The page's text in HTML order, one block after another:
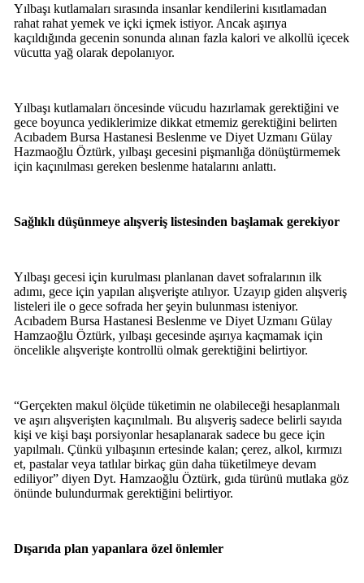
Yılbaşı kutlamaları sırasında insanlar kendilerini kısıtlamadan
rahat rahat yemek ve içki içmek istiyor. Ancak aşırıya
kaçıldığında gecenin sonunda alınan fazla kalori ve alkollü içecek
vücutta yağ olarak depolanıyor.
Yılbaşı kutlamaları öncesinde vücudu hazırlamak gerektiğini ve
gece boyunca yediklerimize dikkat etmemiz gerektiğini belirten
Acıbadem Bursa Hastanesi Beslenme ve Diyet Uzmanı Gülay
Hazmaoğlu Öztürk, yılbaşı gecesini pişmanlığa dönüştürmemek
için kaçınılması gereken beslenme hatalarını anlattı.
Sağlıklı düşünmeye alışveriş listesinden başlamak gerekiyor
Yılbaşı gecesi için kurulması planlanan davet sofralarının ilk
adımı, gece için yapılan alışverişte atılıyor. Uzayıp giden alışveriş
listeleri ile o gece sofrada her şeyin bulunması isteniyor.
Acıbadem Bursa Hastanesi Beslenme ve Diyet Uzmanı Gülay
Hamzaoğlu Öztürk, yılbaşı gecesinde aşırıya kaçmamak için
öncelikle alışverişte kontrollü olmak gerektiğini belirtiyor.
“Gerçekten makul ölçüde tüketimin ne olabileceği hesaplanmalı
ve aşırı alışverişten kaçınılmalı. Bu alışveriş sadece belirli sayıda
kişi ve kişi başı porsiyonlar hesaplanarak sadece bu gece için
yapılmalı. Çünkü yılbaşının ertesinde kalan; çerez, alkol, kırmızı
et, pastalar veya tatlılar birkaç gün daha tüketilmeye devam
ediliyor” diyen Dyt. Hamzaoğlu Öztürk, gıda türünü mutlaka göz
önünde bulundurmak gerektiğini belirtiyor.
Dışarıda plan yapanlara özel önlemler